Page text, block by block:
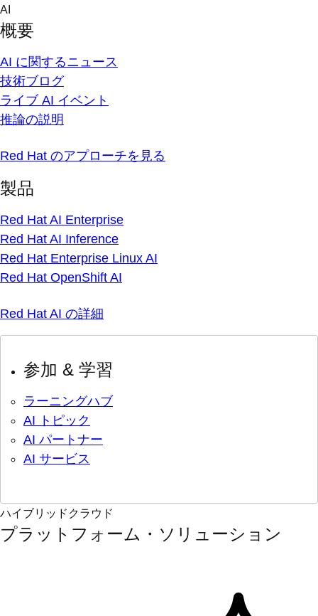
Skip
content
AI
概要
AI に関するニュース
技術ブログ
ライブ AI イベント
推論の説明
Red Hat のアプローチを見る
製品
Red Hat AI Enterprise
Red Hat AI Inference
Red Hat Enterprise Linux AI
Red Hat OpenShift AI
Red Hat AI の詳細
参加 & 学習
ラーニングハブ
AI トピック
AI パートナー
AI サービス
ハイブリッドクラウド
プラットフォーム・ソリューション